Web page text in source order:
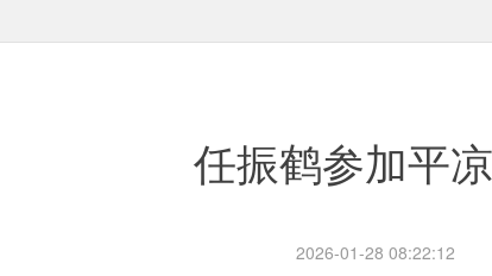
任振鹤参加平
2026-01-28 08:22:12